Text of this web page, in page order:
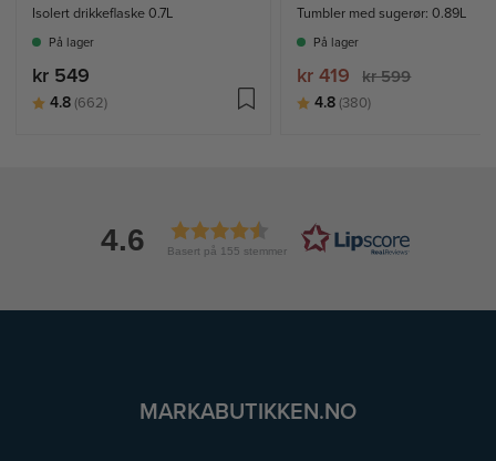
Isolert drikkeflaske 0.7L
På lager
kr 549
Karakter:
4.8(662)av 5 mulige
Tumbler med sugerør: 0.89L
På lager
kr 419 kr 599
Karakter:
4.8 (380)
4.6 Basert på 155 stemmer
MARKABUTIKKEN.NO